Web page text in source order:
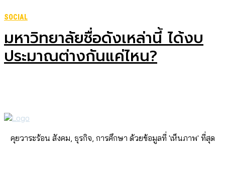
SOCIAL
มหาวิทยาลัยชื่อดังเหล่านี้ ได้งบ
ประมาณต่างกันแค่ไหน?
คุยวาระร้อน สังคม, ธุรกิจ, การศึกษา ด้วยข้อมูลที่ 'เห็นภาพ' ที่สุด